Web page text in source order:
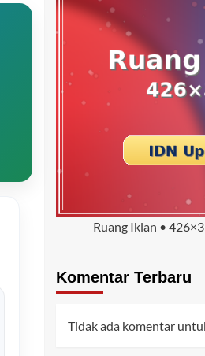
Ruang Iklan •
Komentar Terbaru
Tidak ada komentar